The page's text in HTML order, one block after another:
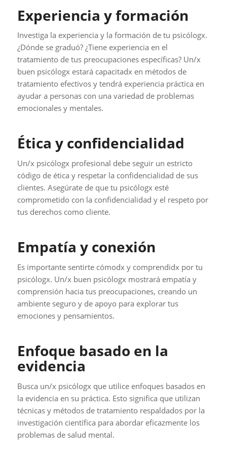
Experiencia y formación
Investiga la experiencia y la formación de tu psicólogx.
¿Dónde se graduó? ¿Tiene experiencia en el
tratamiento de tus preocupaciones específicas? Un/x
buen psicólogx estará capacitadx en métodos de
tratamiento efectivos y tendrá experiencia práctica en
ayudar a personas con una variedad de problemas
emocionales y mentales.
Ética y confidencialidad
Un/x psicólogx profesional debe seguir un estricto
código de ética y respetar la confidencialidad de sus
clientes. Asegúrate de que tu psicólogx esté
comprometido con la confidencialidad y el respeto por
tus derechos como cliente.
Empatía y conexión
Es importante sentirte cómodx y comprendidx por tu
psicólogx. Un/x buen psicólogx mostrará empatía y
comprensión hacia tus preocupaciones, creando un
ambiente seguro y de apoyo para explorar tus
emociones y pensamientos.
Enfoque basado en la
evidencia
Busca un/x psicólogx que utilice enfoques basados en
la evidencia en su práctica. Esto significa que utilizan
técnicas y métodos de tratamiento respaldados por la
investigación científica para abordar eficazmente los
problemas de salud mental.